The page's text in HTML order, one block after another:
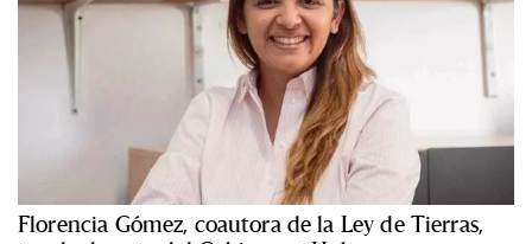
Florencia Gómez, coautora de la Ley de Tierras,